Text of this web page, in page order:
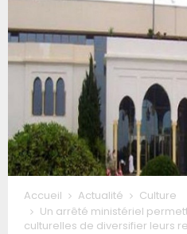
Accueil Actualité
Culture
Un arrêté ministériel
culturelles de diversifier leurs